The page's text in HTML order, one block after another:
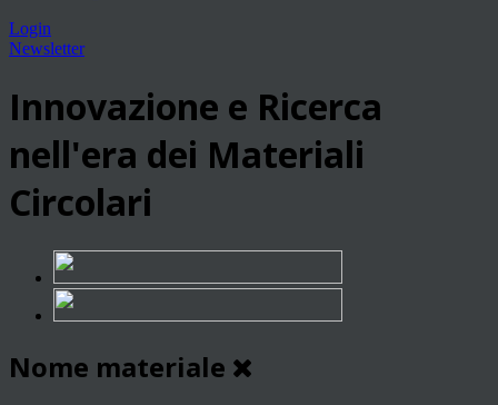
Login
Newsletter
Innovazione e Ricerca
nell'era dei Materiali
Circolari
Nome materiale